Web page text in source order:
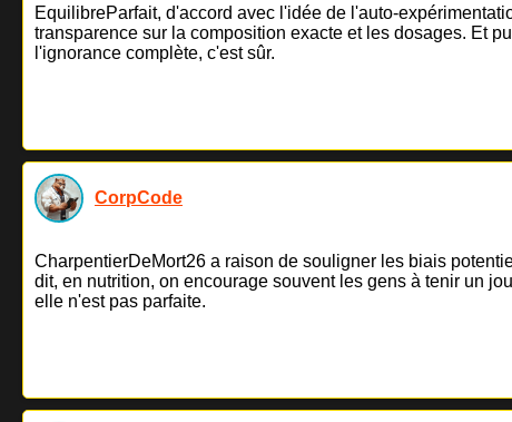
EquilibreParfait, d'accord avec l'idée de l'auto-
transparence sur la composition exacte et les dosages. Et
l'ignorance complète, c'est sûr.
CorpCode
CharpentierDeMort26 a raison de souligner les biais
dit, en nutrition, on encourage souvent les gens à tenir un
elle n'est pas parfaite.